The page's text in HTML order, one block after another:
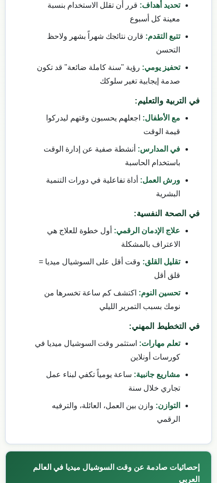
تحديد أهداف: قرر أن تقلل الاستخدام بنسبة
معينة كل أسبوع
تتبع التقدم: قارن نتائجك شهراً بشهر ولاحظ
التحسن
تحفيز يومي: رؤية "سنة كاملة ضائعة" قد تكون
صدمة إيجابية تغير سلوكك
في التربية والتعليم:
مع الأطفال: اجعلهم يحسبون وقتهم ليدركوا
قيمة الوقت
في المدارس: أنشطة صفية عن إدارة الوقت
باستخدام الحاسبة
ورش العمل: أداة تفاعلية في دورات التنمية
البشرية
في الصحة النفسية:
علاج الإدمان الرقمي: أول خطوة للعلاج هي
الاعتراف بالمشكلة
تقليل القلق: وقت أقل على السوشيال ميديا =
قلق أقل
تحسين النوم: اكتشف كم ساعة تخسرها من
نومك بسبب التمرير الليلي
في التخطيط المهني:
تعلم مهارات: استثمر وقت السوشيال ميديا في
كورسات أونلاين
مشاريع جانبية: ساعة يومياً تكفي لبناء عمل
تجاري خلال سنة
التوازن: وازن بين العمل، العائلة، والترفيه
الرقمي
إحصائيات صادمة عن وقت السوشيال ميديا في العالم
العربي